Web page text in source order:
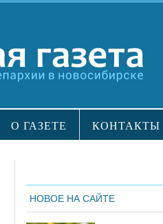
О ГАЗЕТЕ КОНТАКТЫ
НОВОЕ НА САЙТЕ